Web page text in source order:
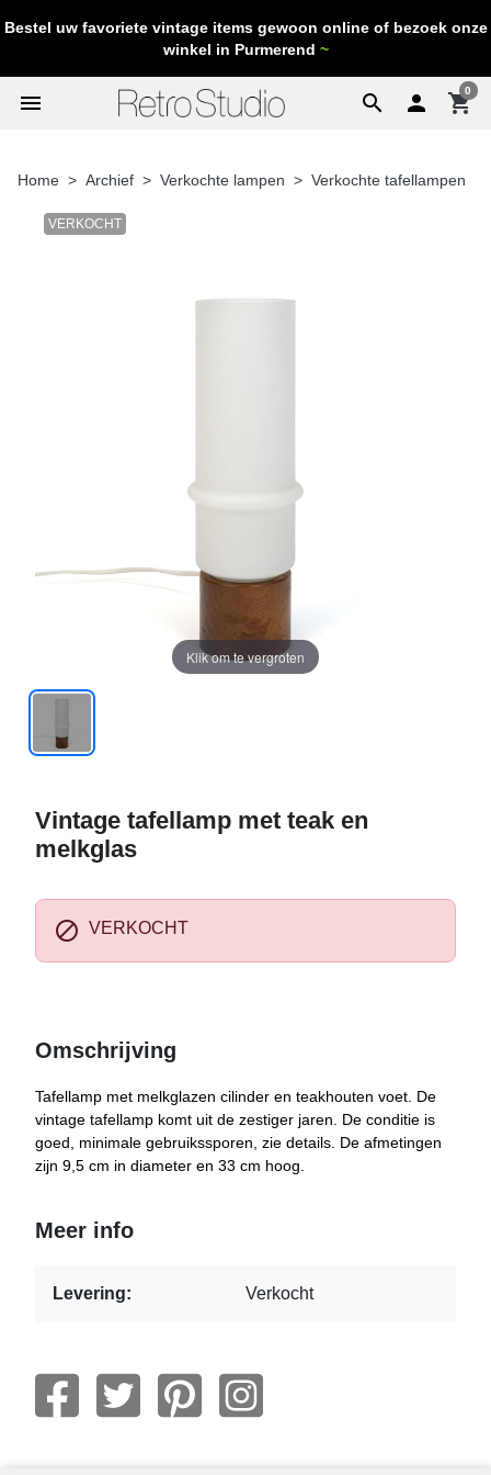
Bestel uw favoriete vintage items gewoon online of bezoek onze
winkel in Purmerend ~
search
menu  shopping_cart
0
Home Archief Verkochte lampen Verkochte tafellampen
VERKOCHT
Klik om te vergroten
Vintage tafellamp met teak en
melkglas
 VERKOCHT
Omschrijving
Tafellamp met melkglazen cilinder en teakhouten voet. De
vintage tafellamp komt uit de zestiger jaren. De conditie is
goed, minimale gebruikssporen, zie details. De afmetingen
zijn 9,5 cm in diameter en 33 cm hoog.
Meer info
Levering: Verkocht